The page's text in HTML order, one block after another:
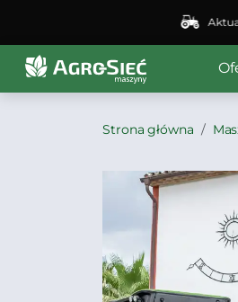
Aktualne
Strona główna